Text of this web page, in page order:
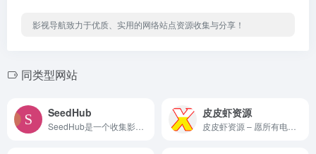
影视导航致力于优质、实用的网络站点资源收集与分享！
同类型网站
SeedHub 皮皮虾资源